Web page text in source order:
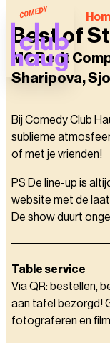
Best of
MC Berit
Sharipova,
Bij Comedy Club
sublieme
of met je vrienden!
PS De line-up is
website met de
De show duurt
Table service
Via QR: bestellen,
aan tafel bezorgd!
fotograferen en